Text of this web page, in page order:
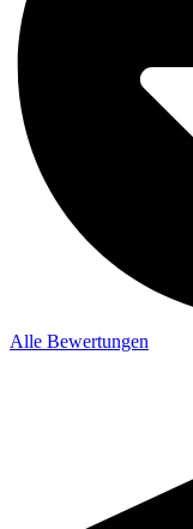
Alle Bewertungen